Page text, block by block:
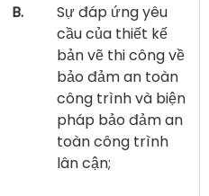
B.
Sự đáp ứng yêu
cầu của thiết kế
bản vẽ thi công về
bảo đảm an toàn
công trình và biện
pháp bảo đảm an
toàn công trình
lân cận;